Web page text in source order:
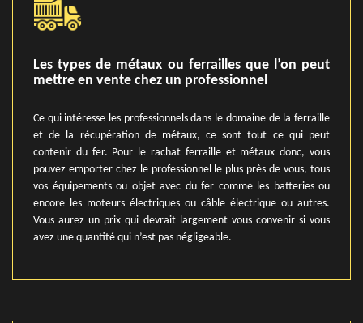
Les types de métaux ou ferrailles que l’on peut
mettre en vente chez un professionnel
Ce qui intéresse les professionnels dans le domaine de la ferraille
et de la récupération de métaux, ce sont tout ce qui peut
contenir du fer. Pour le rachat ferraille et métaux donc, vous
pouvez emporter chez le professionnel le plus près de vous, tous
vos équipements ou objet avec du fer comme les batteries ou
encore les moteurs électriques ou câble électrique ou autres.
Vous aurez un prix qui devrait largement vous convenir si vous
avez une quantité qui n’est pas négligeable.